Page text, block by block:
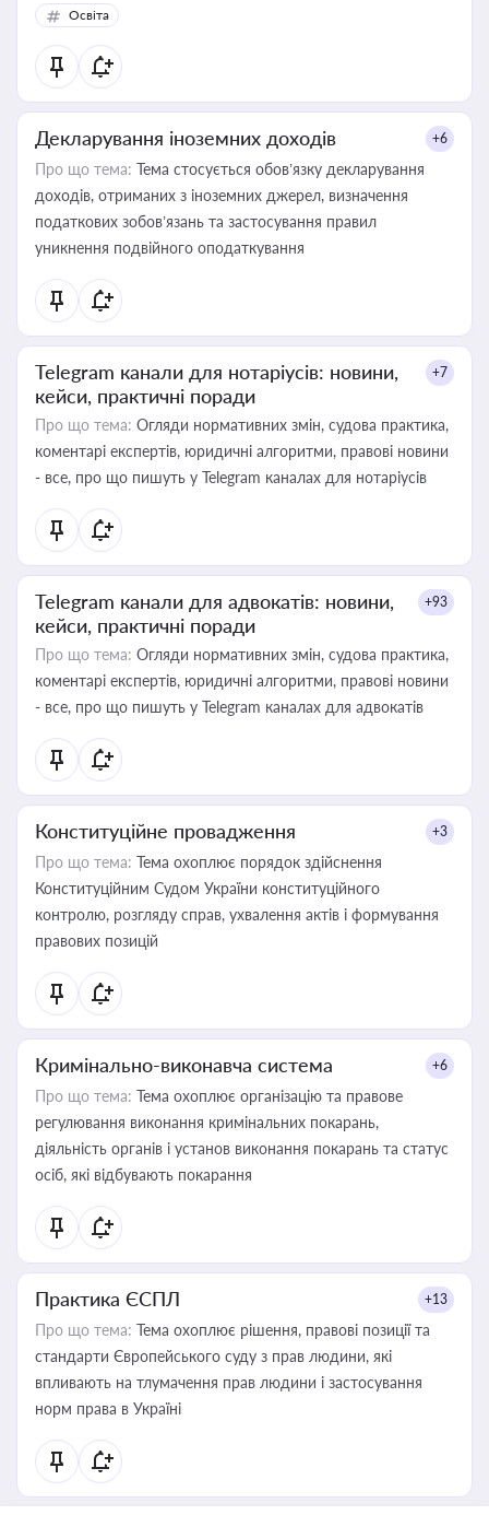
Освіта
Декларування іноземних доходів +6
Про що тема: Тема стосується обов’язку декларування
доходів, отриманих з іноземних джерел, визначення
податкових зобов’язань та застосування правил
уникнення подвійного оподаткування
Telegram канали для нотаріусів: новини,
кейси, практичні поради
+7
Про що тема: Огляди нормативних змін, судова практика,
коментарі експертів, юридичні алгоритми, правові новини
- все, про що пишуть у Telegram каналах для нотаріусів
Telegram канали для адвокатів: новини,
кейси, практичні поради
+93
Про що тема: Огляди нормативних змін, судова практика,
коментарі експертів, юридичні алгоритми, правові новини
- все, про що пишуть у Telegram каналах для адвокатів
Конституційне провадження +3
Про що тема: Тема охоплює порядок здійснення
Конституційним Судом України конституційного
контролю, розгляду справ, ухвалення актів і формування
правових позицій
Кримінально-виконавча система +6
Про що тема: Тема охоплює організацію та правове
регулювання виконання кримінальних покарань,
діяльність органів і установ виконання покарань та статус
осіб, які відбувають покарання
Практика ЄСПЛ +13
Про що тема: Тема охоплює рішення, правові позиції та
стандарти Європейського суду з прав людини, які
впливають на тлумачення прав людини і застосування
норм права в Україні